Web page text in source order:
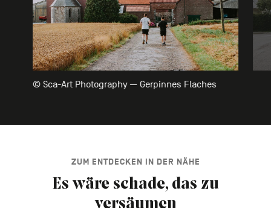
© Sca-Art Photography — Gerpinnes Flaches
ZUM ENTDECKEN IN DER NÄHE
Es wäre schade, das zu
versäumen